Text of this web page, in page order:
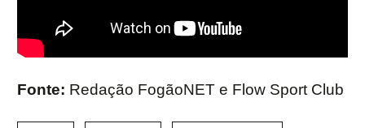
Fonte: Redação FogãoNET e Flow Sport Club